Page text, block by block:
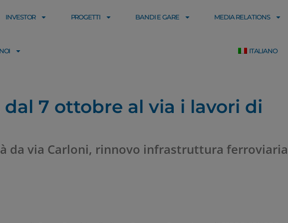
INVESTOR PROGETTI BANDI E GARE MEDIA RELATIONS
ITALIANO
7 ottobre al via i lavori di
da via Carloni, rinnovo infrastruttura ferroviaria